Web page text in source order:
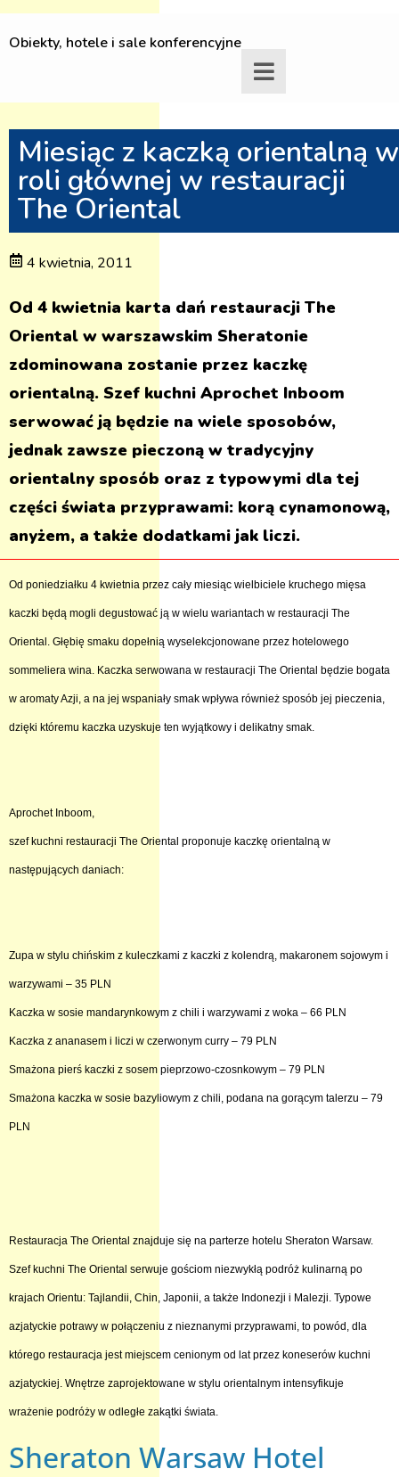
Obiekty, hotele i sale konferencyjne
Miesiąc z kaczką orientalną w
roli głównej w restauracji
The Oriental
4 kwietnia, 2011
Od 4 kwietnia karta dań restauracji The
Oriental w warszawskim Sheratonie
zdominowana zostanie przez kaczkę
orientalną. Szef kuchni Aprochet Inboom
serwować ją będzie na wiele sposobów,
jednak zawsze pieczoną w tradycyjny
orientalny sposób oraz z typowymi dla tej
części świata przyprawami: korą cynamonową,
anyżem, a także dodatkami jak liczi.
Od poniedziałku 4 kwietnia przez cały miesiąc wielbiciele kruchego mięsa
kaczki będą mogli degustować ją w wielu wariantach w restauracji The
Oriental. Głębię smaku dopełnią wyselekcjonowane przez hotelowego
sommeliera wina. Kaczka serwowana w restauracji The Oriental będzie bogata
w aromaty Azji, a na jej wspaniały smak wpływa również sposób jej pieczenia,
dzięki któremu kaczka uzyskuje ten wyjątkowy i delikatny smak.
Aprochet Inboom,
szef kuchni restauracji The Oriental proponuje kaczkę orientalną w
następujących daniach:
Zupa w stylu chińskim z kuleczkami z kaczki z kolendrą, makaronem sojowym i
warzywami – 35 PLN
Kaczka w sosie mandarynkowym z chili i warzywami z woka – 66 PLN
Kaczka z ananasem i liczi w czerwonym curry – 79 PLN
Smażona pierś kaczki z sosem pieprzowo-czosnkowym – 79 PLN
Smażona kaczka w sosie bazyliowym z chili, podana na gorącym talerzu – 79
PLN
Restauracja The Oriental znajduje się na parterze hotelu Sheraton Warsaw.
Szef kuchni The Oriental serwuje gościom niezwykłą podróż kulinarną po
krajach Orientu: Tajlandii, Chin, Japonii, a także Indonezji i Malezji. Typowe
azjatyckie potrawy w połączeniu z nieznanymi przyprawami, to powód, dla
którego restauracja jest miejscem cenionym od lat przez koneserów kuchni
azjatyckiej. Wnętrze zaprojektowane w stylu orientalnym intensyfikuje
wrażenie podróży w odległe zakątki świata.
Sheraton Warsaw Hotel